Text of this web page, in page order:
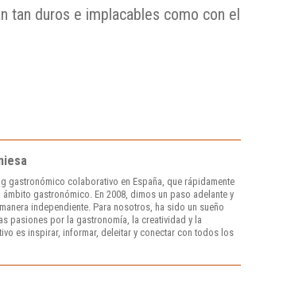
tan duros e implacables como con el
gastronómico colaborativo en España, que rápidamente
gastronómico. En 2008, dimos un paso adelante y
independiente. Para nosotros, ha sido un sueño
pasiones por la gastronomía, la creatividad y la
es inspirar, informar, deleitar y conectar con todos los